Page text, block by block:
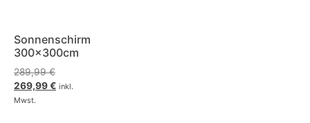
Sonnenschirm
300x300cm
289,99€
269,99€ inkl.
Mwst.